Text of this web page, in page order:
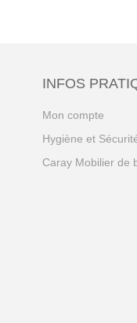
INFOS
Mon compte
Hygiène et
Caray Mobilier de